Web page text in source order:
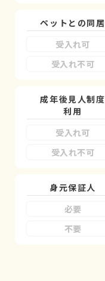
ペットとの同居
受入れ可
受入れ不可
成年後見人制度
利用
受入れ可
受入れ不可
身元保証人
必要
不要